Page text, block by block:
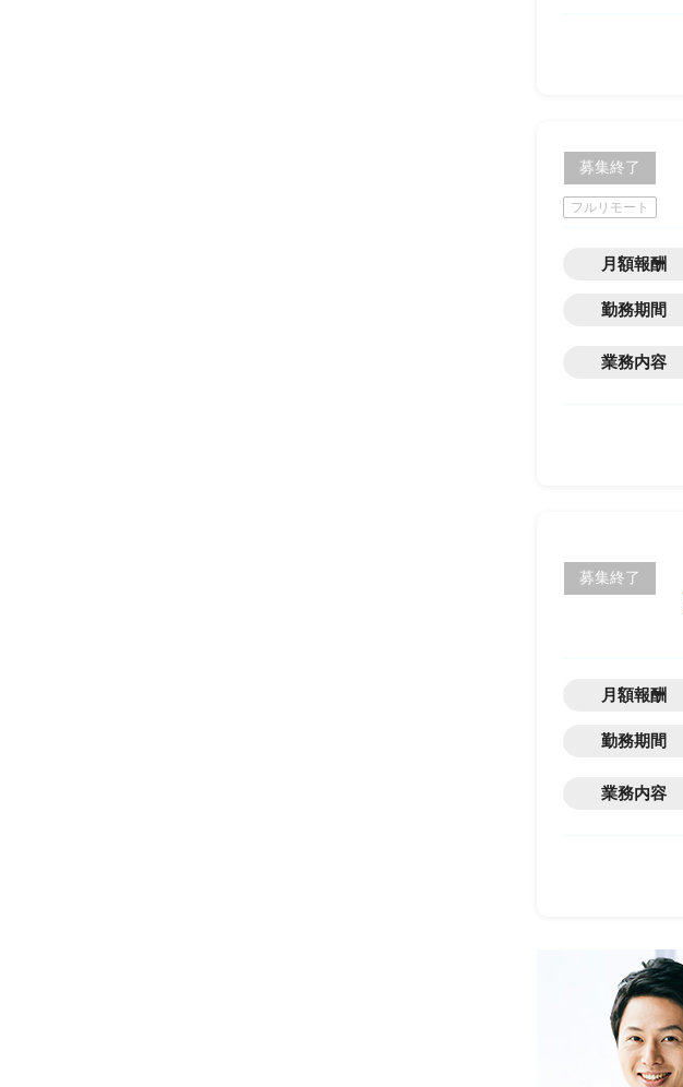
募集終了
フルリモート
月額報酬
勤務期間
業務内容
募集終了
月額報酬
勤務期間
業務内容